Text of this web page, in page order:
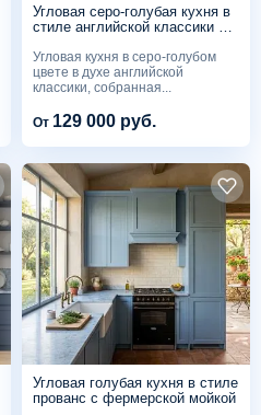
Угловая серо-голубая кухня в
стиле английской классики с
Угловая кухня в серо-голубом
цвете в духе английской
классики, собранная...
От 129 000 руб.
Угловая голубая кухня в стиле
прованс с фермерской мойкой